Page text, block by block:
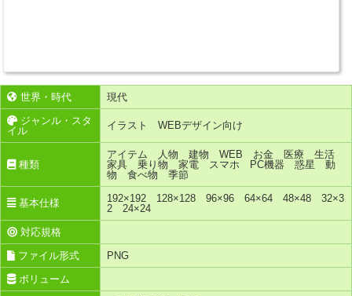
世界・時代
現代
ジャンル・スタ
イル
イラスト WEBデザイン向け
種類
アイテム 人物 建物 WEB お金 医療 生活
家具 乗り物 家電 スマホ PC機器 惑星 動
物 食べ物 季節
基本仕様
192×192 128×128 96×96 64×64 48×48 32×3
2 24×24
対応規格
ファイル形式
PNG
ボリューム